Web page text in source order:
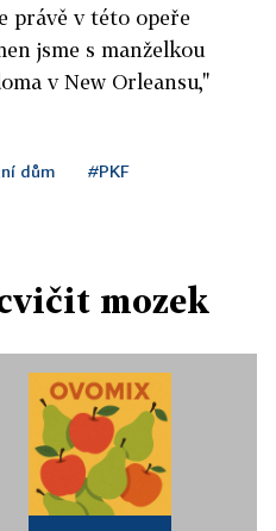
právě v této opeře
jsme s manželkou
v New Orleansu,"
dům #PKF
mozek